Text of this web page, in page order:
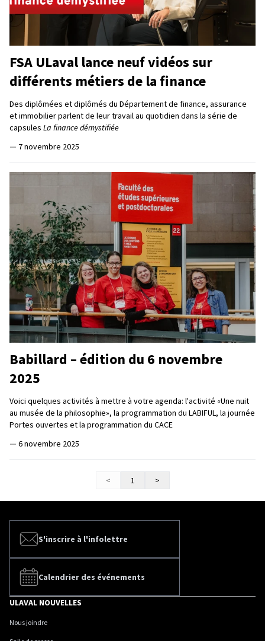
FSA ULaval lance neuf vidéos sur
différents métiers de la finance
Des diplômées et diplômés du Département de finance, assurance
et immobilier parlent de leur travail au quotidien dans la série de
capsules La finance démystifiée
— 7 novembre 2025
Babillard – édition du 6 novembre
2025
Voici quelques activités à mettre à votre agenda: l'activité «Une nuit
au musée de la philosophie», la programmation du LABIFUL, la journée
Portes ouvertes et la programmation du CACE
— 6 novembre 2025
< 1 >
S'inscrire à l'infolettre
Calendrier des événements
ULAVAL NOUVELLES
Nous joindre